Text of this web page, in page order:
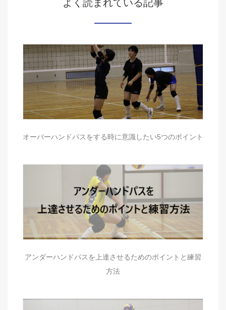
よく読まれている記事
オーバーハンドパスをする時に意識したい5つのポイント
アンダーハンドパスを上達させるためのポイントと練習
方法